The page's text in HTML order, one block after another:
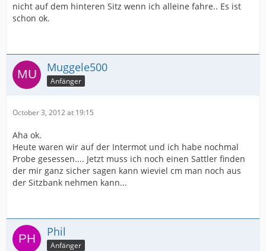
nicht auf dem hinteren Sitz wenn ich alleine fahre.. Es ist
schon ok.
Muggele500
Anfänger
October 3, 2012 at 19:15
Aha ok.
Heute waren wir auf der Intermot und ich habe nochmal
Probe gesessen.... Jetzt muss ich noch einen Sattler finden
der mir ganz sicher sagen kann wieviel cm man noch aus
der Sitzbank nehmen kann...
Phil
Anfänger